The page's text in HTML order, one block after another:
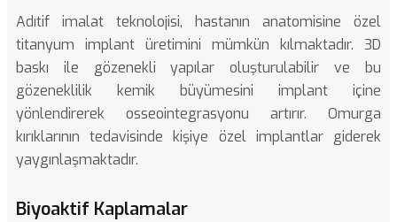
Adıtif imalat teknolojisi, hastanın anatomisine özel
titanyum implant üretimini mümkün kılmaktadır. 3D
baskı ile gözenekli yapılar oluşturulabilir ve bu
gözeneklilik kemik büyümesini implant içine
yönlendirerek osseointegrasyonu artırır. Omurga
kırıklarının tedavisinde kişiye özel implantlar giderek
yaygınlaşmaktadır.
Biyoaktif Kaplamalar